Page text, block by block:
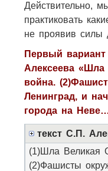
Действительно,
практиковать
не проявив силы
Первый
Алексеева «Шла
война.
Ленинград, и
города на
текст С.П.
(1)Шла Великая
(2)Фашисты